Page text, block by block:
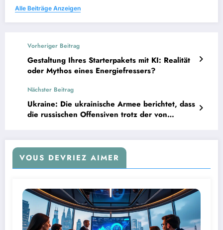
Alle Beiträge Anzeigen
Vorheriger Beitrag
Gestaltung Ihres Starterpakets mit KI: Realität
oder Mythos eines Energiefressers?
Nächster Beitrag
Ukraine: Die ukrainische Armee berichtet, dass
die russischen Offensiven trotz der von
VOUS DEVRIEZ AIMER